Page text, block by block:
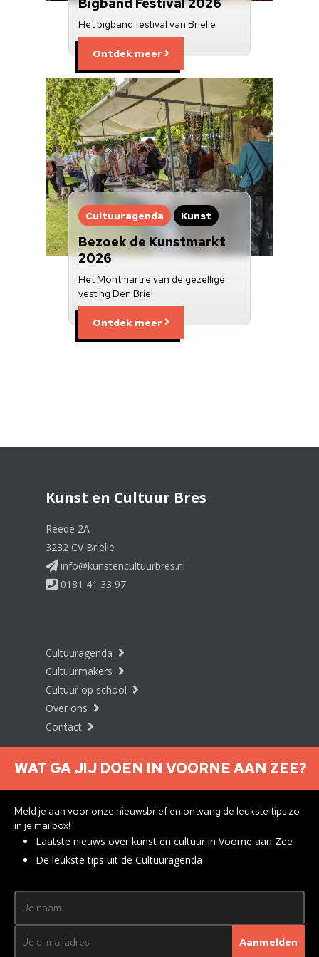
Bigband Festival 2026
Het bigband festival van Brielle
Ontdek meer
Cultuuragenda Kunst
Bezoek de Kunstmarkt
2026
Het Montmartre van de gezellige
vesting Den Briel
Ontdek meer
Kunst en Cultuur Bres
Reede 2A
3232 CV Brielle
info@kunstencultuurbres.nl
0181 41 33 97
Cultuuragenda
Cultuurmakers
Cultuur op school
Over ons
Contact
Nieuwsbrief aanmelden
Privacyverklaring
WAT GA JIJ DOEN IN VOORNE AAN ZEE?
Meld je aan voor onze nieuwsbrief en ontvang de leukste tips zo
in je mailbox!
Laatste nieuws over kunst en cultuur in Voorne aan Zee
De leukste tips uit de Cultuuragenda